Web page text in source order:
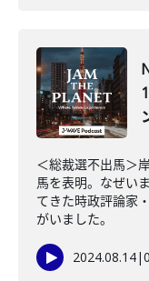
＜総裁選不出馬＞
馬を表明。なぜい
てきた時政評論家
がいました。
2024.08.14|